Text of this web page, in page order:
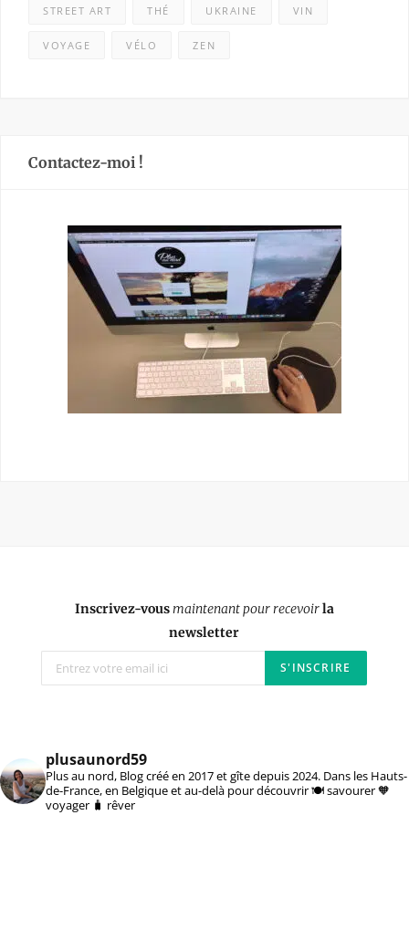
STREET ART THÉ UKRAINE VIN
VOYAGE VÉLO ZEN
Contactez-moi !
Inscrivez-vousmaintenant pour recevoirla
newsletter
plusaunord59
Plus au nord, Blog créé en 2017 et gîte depuis 2024. Dans les Hauts-
de-France, en Belgique et au-delà pour découvrir 🍽️ savourer 🧡
voyager 🧳 rêver